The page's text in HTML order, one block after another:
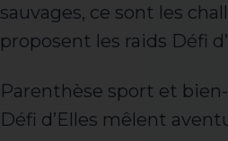
sauvages, ce sont les
proposent les raids Défi
Parenthèse sport et
Défi d’Elles mêlent